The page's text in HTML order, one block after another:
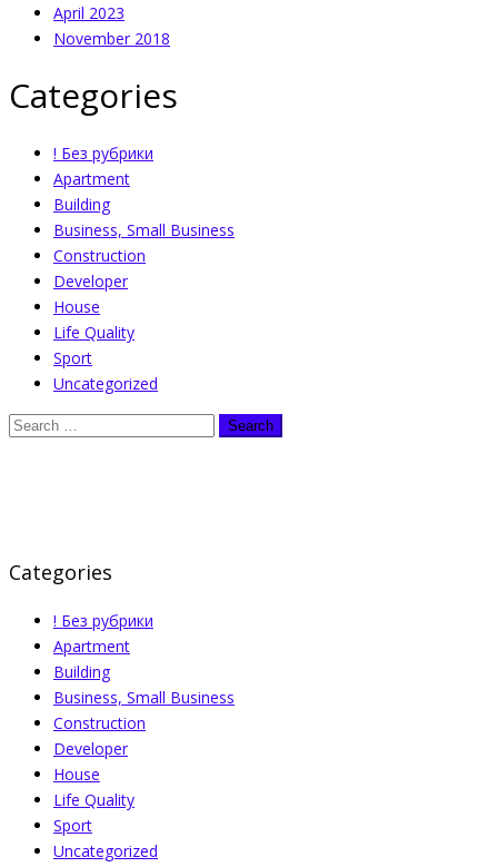
April 2023
November 2018
Categories
! Без рубрики
Apartment
Building
Business, Small Business
Construction
Developer
House
Life Quality
Sport
Uncategorized
Categories
! Без рубрики
Apartment
Building
Business, Small Business
Construction
Developer
House
Life Quality
Sport
Uncategorized